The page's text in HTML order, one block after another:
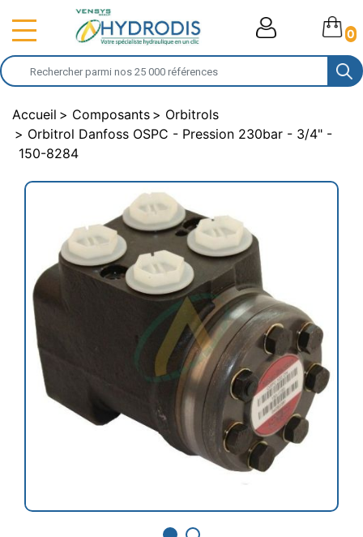
0
Accueil Composants
Orbitrols
Orbitrol Danfoss OSPC - Pression 230bar - 3/4" -
150-8284